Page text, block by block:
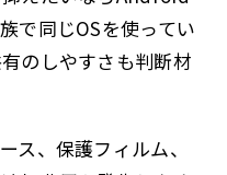
で同じOSを使ってい
のしやすさも判断材
ス、保護フィルム、